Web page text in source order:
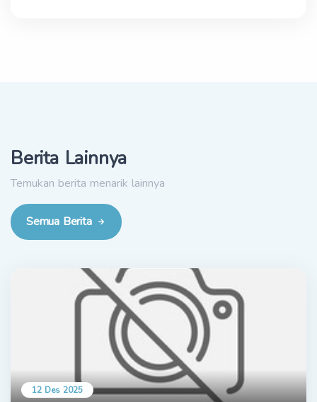
Berita Lainnya
Temukan berita menarik lainnya
Semua Berita
12 Des 2025